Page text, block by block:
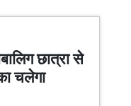
छात्रा से
चलेगा